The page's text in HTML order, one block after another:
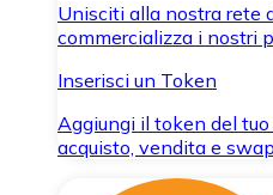
Unisciti alla nostra rete
commercializza i nostri
Inserisci un Token
Aggiungi il token del
acquisto, vendita e